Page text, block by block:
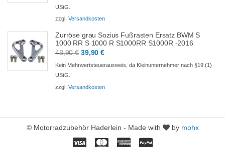
48,90 €39,90 €.
UStG.
zzgl. Versandkosten
Zurröse grau Sozius Fußrasten Ersatz BWM S
1000 RR S 1000 R S1000RR S1000R -2016
48,90€ Ursprünglicher
Preis
48,90 €
39,90€Aktueller
Preis
39,90 €.
Kein Mehrwertsteuerausweis, da Kleinunternehmer nach §19 (1)
UStG.
zzgl. Versandkosten
© Motorradzubehör Haderlein - Made with by mohx